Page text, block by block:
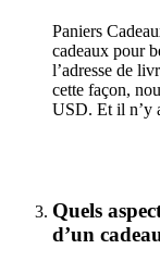
Paniers
cadeaux pour
l’adresse de
cette façon,
USD. Et il n’y
Quels
d’un